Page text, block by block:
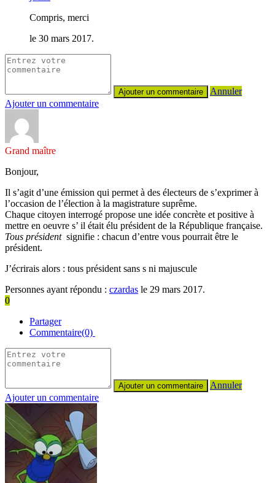
Compris, merci
le 30 mars 2017.
Annuler
Ajouter un commentaire
Grand maître
Bonjour,
Il s’agit d’une émission qui permet à des électeurs de s’exprimer à
l’occasion de l’élection à la magistrature suprême.
Chaque citoyen interrogé propose une idée concrète et positive à
mettre en oeuvre s’ il était élu président de la République française.
Tous présidentsignifie : chacun d’entre vous pourrait être le
président.
J’écrirais alors : tous président sans s ni majuscule
Personnes ayant répondu : czardas le 29 mars 2017.
0
Partager
Commentaire(0)
Annuler
Ajouter un commentaire